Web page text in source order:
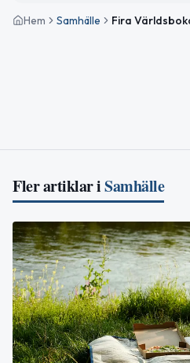
Hem Samhälle
Fler artiklar iSamhälle